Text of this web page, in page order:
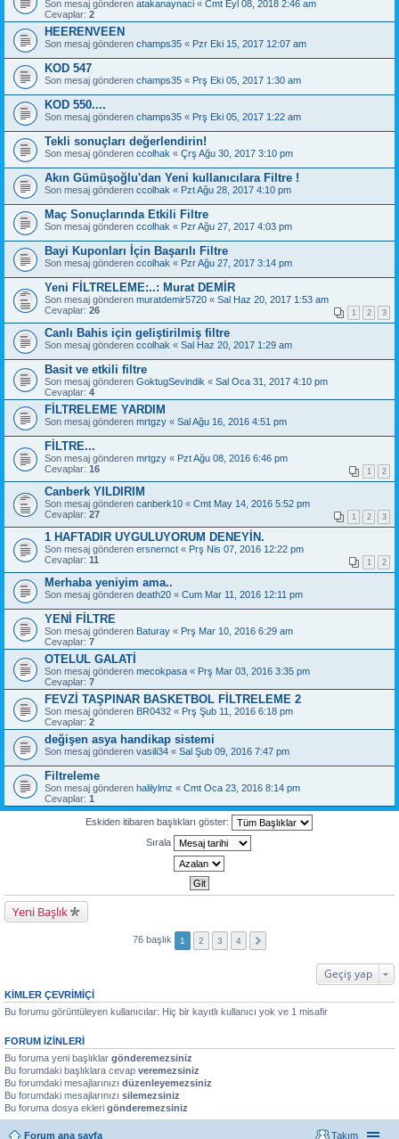
Son mesaj gönderen atakanaynaci « Cmt Eyl 08, 2018 2:46 am
Cevaplar: 2
HEERENVEEN
Son mesaj gönderen champs35 « Pzr Eki 15, 2017 12:07 am
KOD 547
Son mesaj gönderen champs35 « Prş Eki 05, 2017 1:30 am
KOD 550....
Son mesaj gönderen champs35 « Prş Eki 05, 2017 1:22 am
Tekli sonuçları değerlendirin!
Son mesaj gönderen ccolhak « Çrş Ağu 30, 2017 3:10 pm
Akın Gümüşoğlu'dan Yeni kullanıcılara Filtre !
Son mesaj gönderen ccolhak « Pzt Ağu 28, 2017 4:10 pm
Maç Sonuçlarında Etkili Filtre
Son mesaj gönderen ccolhak « Pzr Ağu 27, 2017 4:03 pm
Bayi Kuponları İçin Başarılı Filtre
Son mesaj gönderen ccolhak « Pzr Ağu 27, 2017 3:14 pm
Yeni FİLTRELEME:..: Murat DEMİR
Son mesaj gönderen muratdemir5720 « Sal Haz 20, 2017 1:53 am
Cevaplar: 26 1 2 3
Canlı Bahis için geliştirilmiş filtre
Son mesaj gönderen ccolhak « Sal Haz 20, 2017 1:29 am
Basit ve etkili filtre
Son mesaj gönderen GoktugSevindik « Sal Oca 31, 2017 4:10 pm
Cevaplar: 4
FİLTRELEME YARDIM
Son mesaj gönderen mrtgzy « Sal Ağu 16, 2016 4:51 pm
FİLTRE...
Son mesaj gönderen mrtgzy « Pzt Ağu 08, 2016 6:46 pm
Cevaplar: 16 1 2
Canberk YILDIRIM
Son mesaj gönderen canberk10 « Cmt May 14, 2016 5:52 pm
Cevaplar: 27 1 2 3
1 HAFTADIR UYGULUYORUM DENEYİN.
Son mesaj gönderen ersnernct « Prş Nis 07, 2016 12:22 pm
Cevaplar: 11 1 2
Merhaba yeniyim ama..
Son mesaj gönderen death20 « Cum Mar 11, 2016 12:11 pm
YENİ FİLTRE
Son mesaj gönderen Baturay « Prş Mar 10, 2016 6:29 am
Cevaplar: 7
OTELUL GALATİ
Son mesaj gönderen mecokpasa « Prş Mar 03, 2016 3:35 pm
Cevaplar: 7
FEVZİ TAŞPINAR BASKETBOL FİLTRELEME 2
Son mesaj gönderen BR0432 « Prş Şub 11, 2016 6:18 pm
Cevaplar: 2
değişen asya handikap sistemi
Son mesaj gönderen vasili34 « Sal Şub 09, 2016 7:47 pm
Filtreleme
Son mesaj gönderen halilylmz « Cmt Oca 23, 2016 8:14 pm
Cevaplar: 1
Eskiden itibaren başlıkları göster:
Sırala
Yeni Başlık
76 başlık 1 2 3 4
Geçiş yap
KIMLER ÇEVRIMIÇI
Bu forumu görüntüleyen kullanıcılar: Hiç bir kayıtlı kullanıcı yok ve 1 misafir
FORUM IZINLERI
Bu foruma yeni başlıklar gönderemezsiniz
Bu forumdaki başlıklara cevap veremezsiniz
Bu forumdaki mesajlarınızı düzenleyemezsiniz
Bu forumdaki mesajlarınızı silemezsiniz
Bu foruma dosya ekleri gönderemezsiniz
Forum ana sayfa Takım